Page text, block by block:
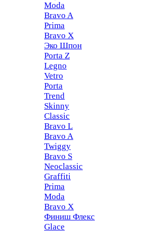
Moda
Bravo A
Prima
Bravo X
Эко Шпон
Porta Z
Legno
Vetro
Porta
Trend
Skinny
Classic
Bravo L
Bravo A
Twiggy
Bravo S
Neoclassic
Graffiti
Prima
Moda
Bravo X
Финиш Флекс
Glace